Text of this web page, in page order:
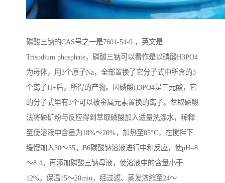
磷酸三钠的CAS号之一是7601-54-9 ，英文是
Trisodium phosphate，磷酸三钠可以看作是以磷酸H3PO4
为母体，用3个原子Na，全部置换了它分子式中所含的3
个离子H+后，所得的产物。因磷酸H3PO4是三元酸，它
的分子式里有3个可以被金属元素置换的离子。萃取磷酸
法将磷矿粉与反应得到萃取磷酸加入适量洗涤水，稀释
至使溶液中含量为18%～20%，加热至85°C，在搅拌下
缓慢加入30～35。B6碳酸钠溶液进行中和反应，使pH=8
～8.4。再添加磷酸三钠母液，使溶液中的含量小于
12%。保温15～20min，经过滤、蒸发浓缩至24～